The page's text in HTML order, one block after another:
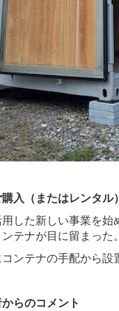
購入（またはレンタル
した新しい事業を
テナが目に留まった。
ンテナの手配から設
からのコメント